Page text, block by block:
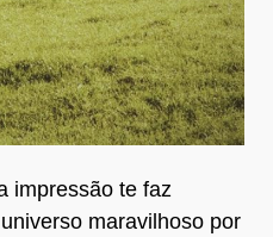
impressão te faz
maravilhoso por